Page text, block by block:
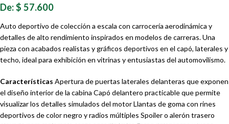
De:$ 57.600
Auto deportivo de colección a escala con carrocería aerodinámica y
detalles de alto rendimiento inspirados en modelos de carreras. Una
pieza con acabados realistas y gráficos deportivos en el capó, laterales y
techo, ideal para exhibición en vitrinas y entusiastas del automovilismo.
Características Apertura de puertas laterales delanteras que exponen
el diseño interior de la cabina Capó delantero practicable que permite
visualizar los detalles simulados del motor Llantas de goma con rines
deportivos de color negro y radios múltiples Spoiler o alerón trasero